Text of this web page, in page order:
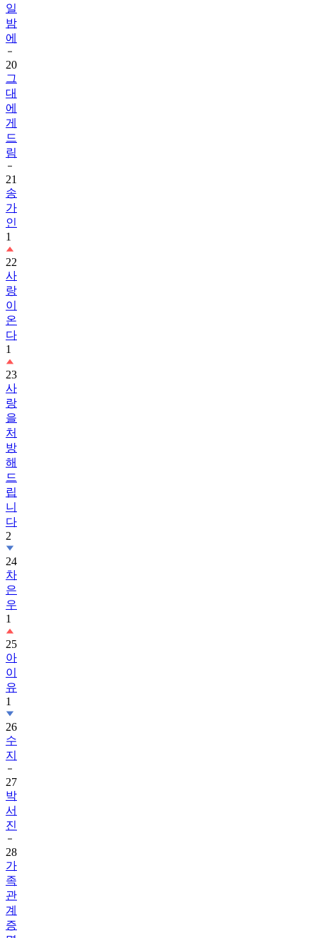
일
밤
에
20
그
대
에
게
드
림
21
송
가
인
1
22
사
랑
이
온
다
1
23
사
랑
을
처
방
해
드
립
니
다
2
24
차
은
우
1
25
아
이
유
1
26
수
지
27
박
서
진
28
가
족
관
계
증